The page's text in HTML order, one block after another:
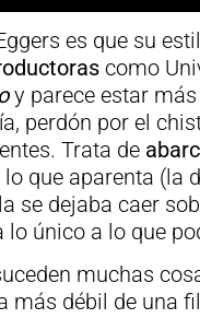
es que su
como
y parece estar más
perdón por el
Trata de
lo que aparenta (la
se dejaba caer
lo único a lo que
muchas
más débil de una